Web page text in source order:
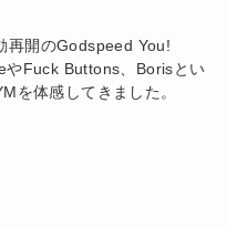
再開のGodspeed You!
Fuck Buttons、Borisとい
を体感してきました。